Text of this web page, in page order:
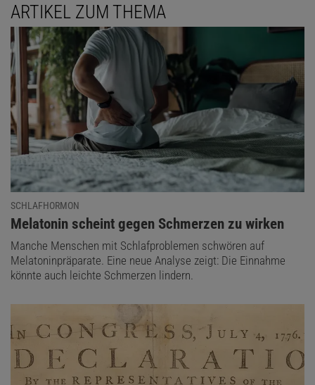
ARTIKEL ZUM THEMA
SCHLAFHORMON
:
Melatonin scheint gegen Schmerzen zu wirken
Manche Menschen mit Schlafproblemen schwören auf
Melatoninpräparate. Eine neue Analyse zeigt: Die Einnahme
könnte auch leichte Schmerzen lindern.